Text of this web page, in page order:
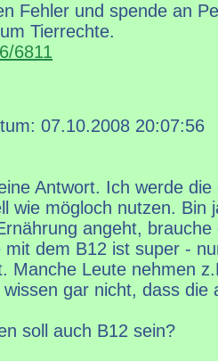
Fehler und spende an
Tierrechte.
6811
07.10.2008 20:07:56
Antwort. Ich werde
wie mögloch nutzen. Bin
angeht,
mit dem B12 ist super -
Manche Leute nehmen
gar nicht, dass die
soll auch B12 sein?